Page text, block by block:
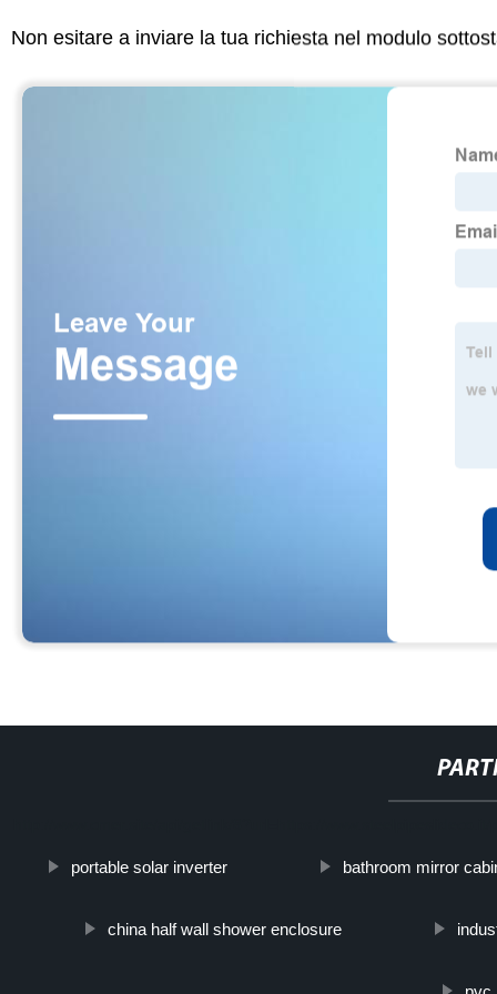
Non esitare a inviare la tua richiesta nel modulo
portable solar inverter bathroom mirror
china half wall shower enclosure